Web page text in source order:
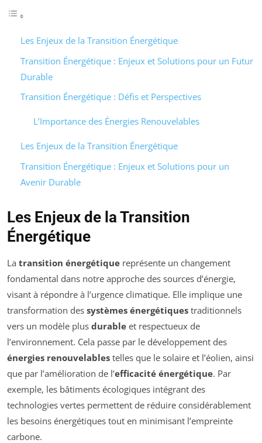
Les Enjeux de la Transition Énergétique
Transition Énergétique : Enjeux et Solutions pour un Futur
Durable
Transition Énergétique : Défis et Perspectives
L’Importance des Énergies Renouvelables
Les Enjeux de la Transition Énergétique
Transition Énergétique : Enjeux et Solutions pour un
Avenir Durable
Les Enjeux de la Transition
Énergétique
La transition énergétique représente un changement
fondamental dans notre approche des sources d’énergie,
visant à répondre à l’urgence climatique. Elle implique une
transformation des systèmes énergétiques traditionnels
vers un modèle plus durable et respectueux de
l’environnement. Cela passe par le développement des
énergies renouvelables telles que le solaire et l’éolien, ainsi
que par l’amélioration de l’efficacité énergétique. Par
exemple, les bâtiments écologiques intégrant des
technologies vertes permettent de réduire considérablement
les besoins énergétiques tout en minimisant l’empreinte
carbone.